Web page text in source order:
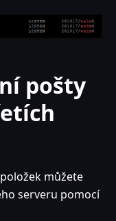
pošty
můžete
serveru pomocí